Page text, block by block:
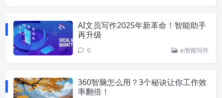
AI文员写作2025年新革命！智能助手
再升级
0 ai智能写作
360智脑怎么用？3个秘诀让你工作效
率翻倍！